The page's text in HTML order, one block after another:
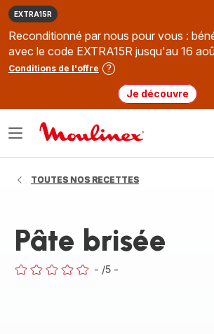
EXTRA15R
Reconditionné par nous pour vous :
avec le code EXTRA15R jusqu'au 16
Conditions de l'offre
Je découvre
Ouvrir
TOUTES NOS RECETTES
Pâte brisée
- /5 -